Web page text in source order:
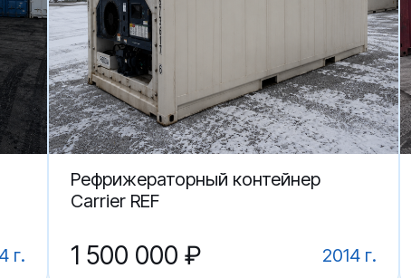
6» в Чебоксарах.
контейнер RRSU 902803-6?
RRSU 902803-6 в Чебоксарах?
г.
Рефрижераторный контейнер
Carrier REF
1 500 000 ₽ 2014 г.